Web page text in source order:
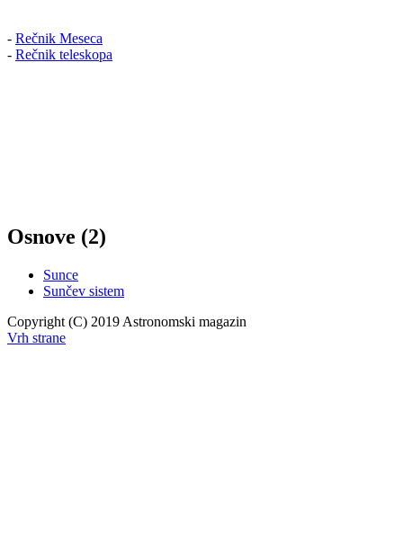
- Rečnik Meseca
- Rečnik teleskopa
Osnove (2)
Sunce
Sunčev sistem
Copyright (C) 2019 Astronomski magazin
Vrh strane